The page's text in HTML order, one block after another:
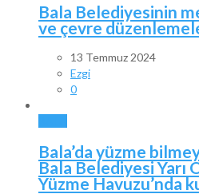
Bala Belediyesinin
ve çevre
13 Temmuz 2024
Ezgi
0
Bala’da yüzme
Bala Belediyesi Yarı
Yüzme Havuzu’nda